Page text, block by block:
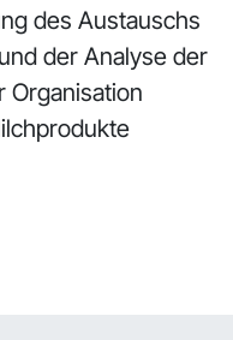
des Austauschs
der Analyse der
Organisation